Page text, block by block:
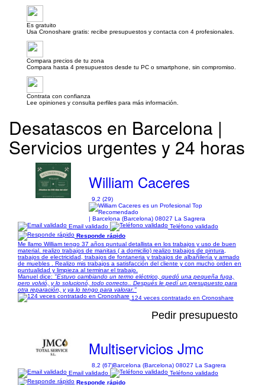
Es gratuito
Usa Cronoshare gratis: recibe presupuestos y contacta con 4 profesionales.
Compara precios de tu zona
Compara hasta 4 presupuestos desde tu PC o smartphone, sin compromiso.
Contrata con confianza
Lee opiniones y consulta perfiles para más información.
Desatascos en Barcelona |
Servicios urgentes y 24 horas
William Caceres
9,2 (29)
| Barcelona (Barcelona) 08027 La Sagrera
Email validado
Teléfono validado
Responde rápido
Me llamo William tengo 37 años puntual detallista en los trabajos y uso de buen
material. realizo trabajos de manitas ( a domicilio) realizo trabajos de pintura,
trabajos de electricidad, trabajos de fontaneria y trabajos de albañilería y armado
de muebles . Realizo mis trabajos a satisfacción del cliente y con mucho orden en
puntualidad y limpieza al terminar el trabajo.
Manuel dice: "Estuvo cambiando un termo eléctrico, quedó una pequeña fuga,
pero volvió, y lo solucionó, todo correcto.. Después le pedí un presupuesto para
otra reparación, y ya lo tengo para valorar."
124 veces contratado en Cronoshare
Pedir presupuesto
Multiservicios Jmc
8,2 (67)Barcelona (Barcelona) 08027 La Sagrera
Email validado
Teléfono validado
Responde rápido